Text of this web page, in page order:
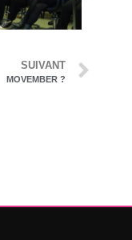
SUIVANT
MOVEMBER ?